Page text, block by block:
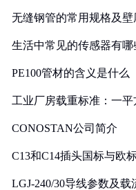
无缝钢管的常用规格及壁
生活中常见的传感器有哪
PE100管材的含义是什么
工业厂房载重标准：一
CONOSTAN公司简介
C13和C14插头国标与欧
LGJ-240/30导线参数及载